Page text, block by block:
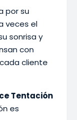
por su
veces el
sonrisa y
con
cliente
Tentación
es